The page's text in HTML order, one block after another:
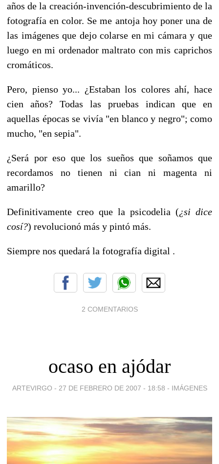
años de la creación-invención-descubrimiento de la
fotografía en color. Se me antoja hoy poner una de
las imágenes que dejo colarse en mi cámara y que
luego en mi ordenador maltrato con mis caprichos
cromáticos.
Pero, pienso yo... ¿Estaban los colores ahí, hace
cien años? Todas las pruebas indican que en
aquellas épocas se vivía "en blanco y negro"; como
mucho, "en sepia".
¿Será por eso que los sueños que soñamos que
recordamos no tienen ni cian ni magenta ni
amarillo?
Definitivamente creo que la psicodelia (¿si dice
cosí?) revolucionó más y pintó más.
Siempre nos quedará la fotografía digital .
2 COMENTARIOS
ocaso en ajódar
ARTEVIRGO - 27 DE FEBRERO DE 2007 - 18:58 - IMÁGENES